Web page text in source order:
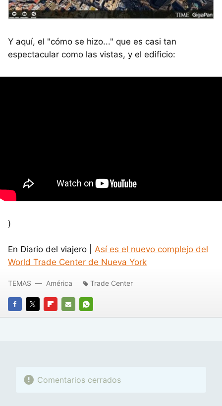
Y aquí, el "cómo se hizo..." que es casi tan
espectacular como las vistas, y el edificio:
)
En Diario del viajero | Así es el nuevo complejo del
World Trade Center de Nueva York
FACEBOOK
TWITTERFLIPBOARD
E-
WHATSAPP
TEMAS América Trade Center
Comentarios cerrados